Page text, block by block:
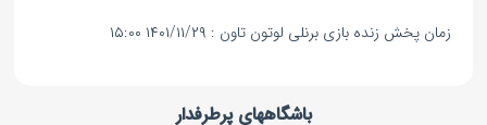
زمان پخش زنده بازی برنلی لوتون تاون : ۱۴۰۱/۱۱/۲۹ ۱۵:۰۰
باشگاههای پرطرفدار